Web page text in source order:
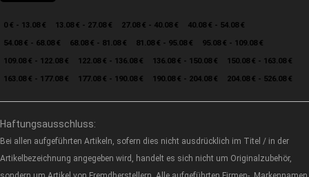
0 € - 13.08 € 13.08 € - 27.08 € 27.08 € - 40.08 €
40.08 € - 54.08 €
54.08 € - 68.08 €
68.08 € - 81.08 € 81.08 € - 95.08 €
95.08 € - 109.08 €
109.08 € - 122.08 €
122.08 € - 136.08 € 136.08 € - 150.08 €
150.08 € - 163.08 €
163.08 € - 177.08 €
177.08 € - 190.08 € 190.08 € - 204.08 € 204.08 € - 526.08 €
Haftungsausschluss:
Bei allen aufgeführten Artikeln, sofern dies nicht ausdrücklich im Titel / in der
Artikelbezeichnung angegeben wird, handelt es sich nicht um Originalzubehör,